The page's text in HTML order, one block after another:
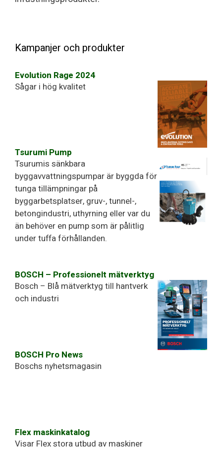
Kampanjer och produkter
Evolution Rage 2024
Sågar i hög kvalitet
Tsurumi Pump
Tsurumis sänkbara
byggavvattningspumpar är byggda för
tunga tillämpningar på
byggarbetsplatser, gruv-, tunnel-,
betongindustri, uthyrning eller var du
än behöver en pump som är pålitlig
under tuffa förhållanden.
BOSCH – Professionelt mätverktyg
Bosch – Blå mätverktyg till hantverk
och industri
BOSCH Pro News
Boschs nyhetsmagasin
Flex maskinkatalog
Visar Flex stora utbud av maskiner